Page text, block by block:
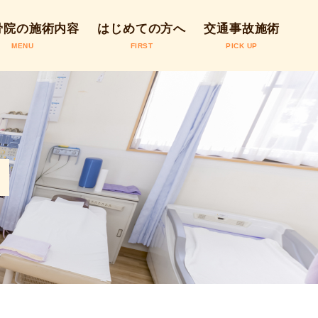
院の施術内容
MENU
の施術につ
れ
はじめての方へ
FIRST
交通事故施術
PICK UP